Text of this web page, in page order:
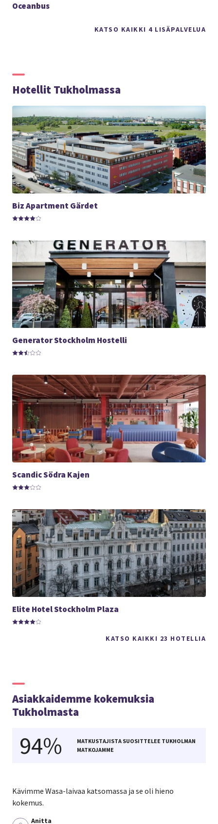
KATSO KAIKKI 4 LISÄPALVELUA
Oceanbus
Hotellit Tukholmassa
KATSO KAIKKI 23 HOTELLIA
Biz Apartment Gärdet
Generator Stockholm Hostelli
Scandic Södra Kajen
Elite Hotel Stockholm Plaza
Asiakkaidemme kokemuksia
Tukholmasta
Kävimme Wasa-laivaa katsomassa ja se oli hieno
kokemus.
Anitta
94%
MATKUSTAJISTA SUOSITTELEE TUKHOLMAN
MATKOJAMME